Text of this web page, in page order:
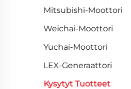
Mitsubishi-Moottori
Weichai-Moottori
Yuchai-Moottori
LEX-Generaattori
Kysytyt Tuotteet